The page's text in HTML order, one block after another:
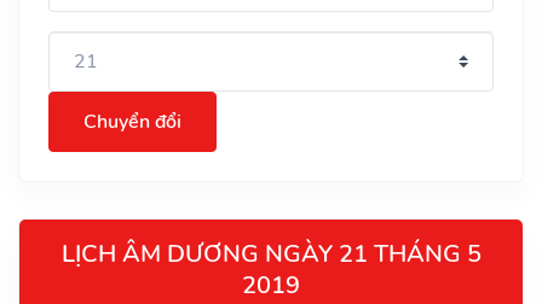
Chuyển đổi
LỊCH ÂM DƯƠNG NGÀY 21 THÁNG 5
2019